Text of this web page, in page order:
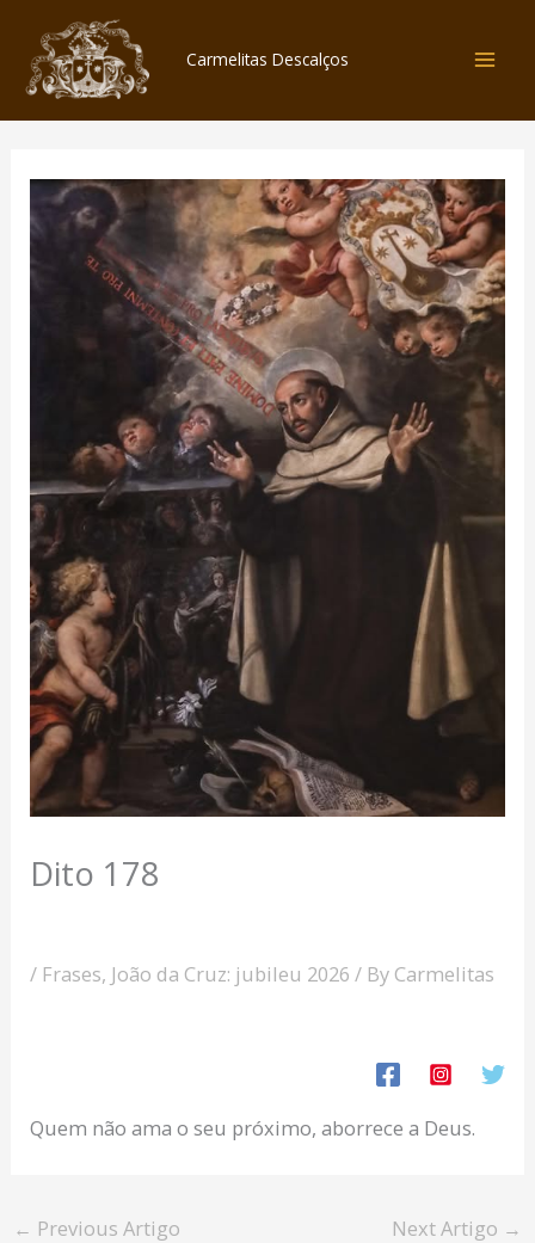
content
Carmelitas Descalços
Dito 178
/ Frases, João da Cruz: jubileu 2026 / By Carmelitas
Quem não ama o seu próximo, aborrece a Deus.
← Previous Artigo Next Artigo →